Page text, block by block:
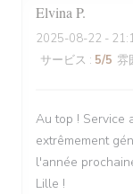
Elvina P
2025-08-22 -
サービス : 5/5 雰
Au top ! Service
extrêmement
l'année
Lille !